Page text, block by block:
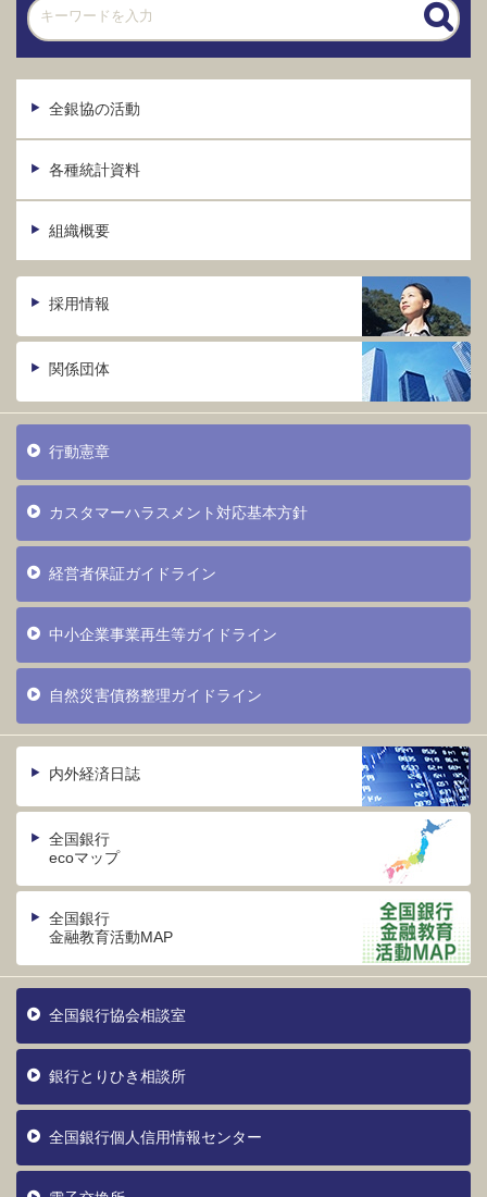
全銀協の活動
各種統計資料
組織概要
採用情報
関係団体
行動憲章
カスタマーハラスメント対応基本方針
経営者保証ガイドライン
中小企業事業再生等ガイドライン
自然災害債務整理ガイドライン
内外経済日誌
全国銀行
ecoマップ
全国銀行
金融教育活動MAP
全国銀行協会相談室
銀行とりひき相談所
全国銀行個人信用情報センター